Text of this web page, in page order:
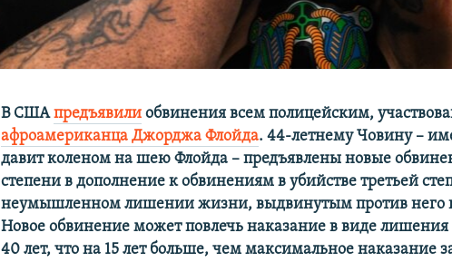
В СШАпредъявили обвинения всем полицейским,
афроамериканца Джорджа Флойда. 44-летнему Човину –
давит коленом на шею Флойда – предъявлены новые
степени в дополнение к обвинениям в убийстве третьей
неумышленном лишении жизни, выдвинутым против него
Новое обвинение может повлечь наказание в виде лишения
40 лет, что на 15 лет больше, чем максимальное наказание